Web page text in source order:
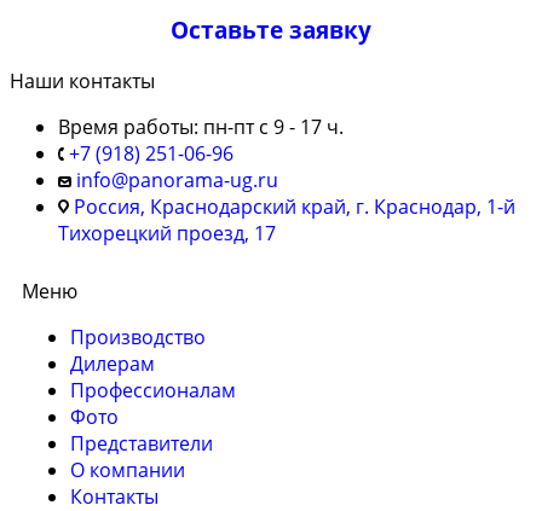
Оставьте заявку
Наши контакты
Время работы: пн-пт с 9 - 17 ч.
+7 (918) 251-06-96
info@panorama-ug.ru
Россия, Краснодарский край, г. Краснодар, 1-й
Тихорецкий проезд, 17
Меню
Производство
Дилерам
Профессионалам
Фото
Представители
О компании
Контакты